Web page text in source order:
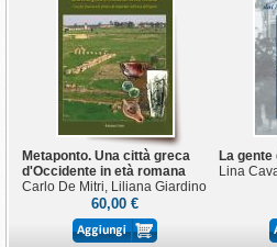
Metaponto. Una città greca
d'Occidente in età romana
Carlo De Mitri, Liliana Giardino
60,00 €
La gente
Lina